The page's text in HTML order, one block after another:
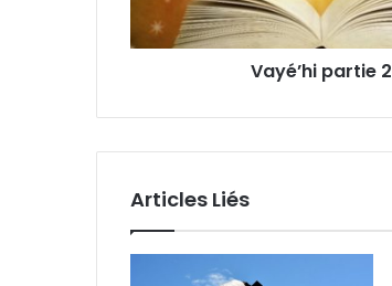
Vayé’hi partie 2
Articles Liés